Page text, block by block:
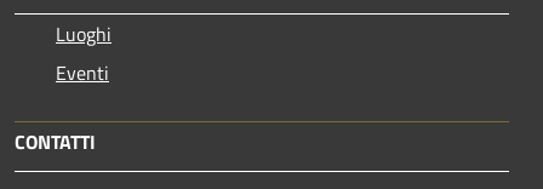
Luoghi
Eventi
CONTATTI